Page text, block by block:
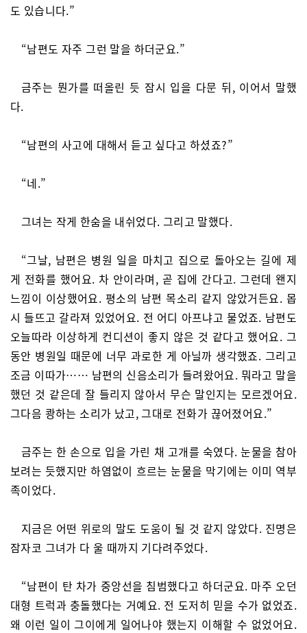
도 있습니다.”
“남편도 자주 그런 말을 하더군요.”
금주는 뭔가를 떠올린 듯 잠시 입을 다문 뒤, 이어서 말했
다.
“남편의 사고에 대해서 듣고 싶다고 하셨죠?”
“네.”
그녀는 작게 한숨을 내쉬었다. 그리고 말했다.
“그날, 남편은 병원 일을 마치고 집으로 돌아오는 길에 제
게 전화를 했어요. 차 안이라며, 곧 집에 간다고. 그런데 왠지
느낌이 이상했어요. 평소의 남편 목소리 같지 않았거든요. 몹
시 들뜨고 갈라져 있었어요. 전 어디 아프냐고 물었죠. 남편도
오늘따라 이상하게 컨디션이 좋지 않은 것 같다고 했어요. 그
동안 병원일 때문에 너무 과로한 게 아닐까 생각했죠. 그리고
조금 이따가…… 남편의 신음소리가 들려왔어요. 뭐라고 말을
했던 것 같은데 잘 들리지 않아서 무슨 말인지는 모르겠어요.
그다음 쾅하는 소리가 났고, 그대로 전화가 끊어졌어요.”
금주는 한 손으로 입을 가린 채 고개를 숙였다. 눈물을 참아
보려는 듯했지만 하염없이 흐르는 눈물을 막기에는 이미 역부
족이었다.
지금은 어떤 위로의 말도 도움이 될 것 같지 않았다. 진명은
잠자코 그녀가 다 울 때까지 기다려주었다.
“남편이 탄 차가 중앙선을 침범했다고 하더군요. 마주 오던
대형 트럭과 충돌했다는 거예요. 전 도저히 믿을 수가 없었죠.
왜 이런 일이 그이에게 일어나야 했는지 이해할 수 없었어요.